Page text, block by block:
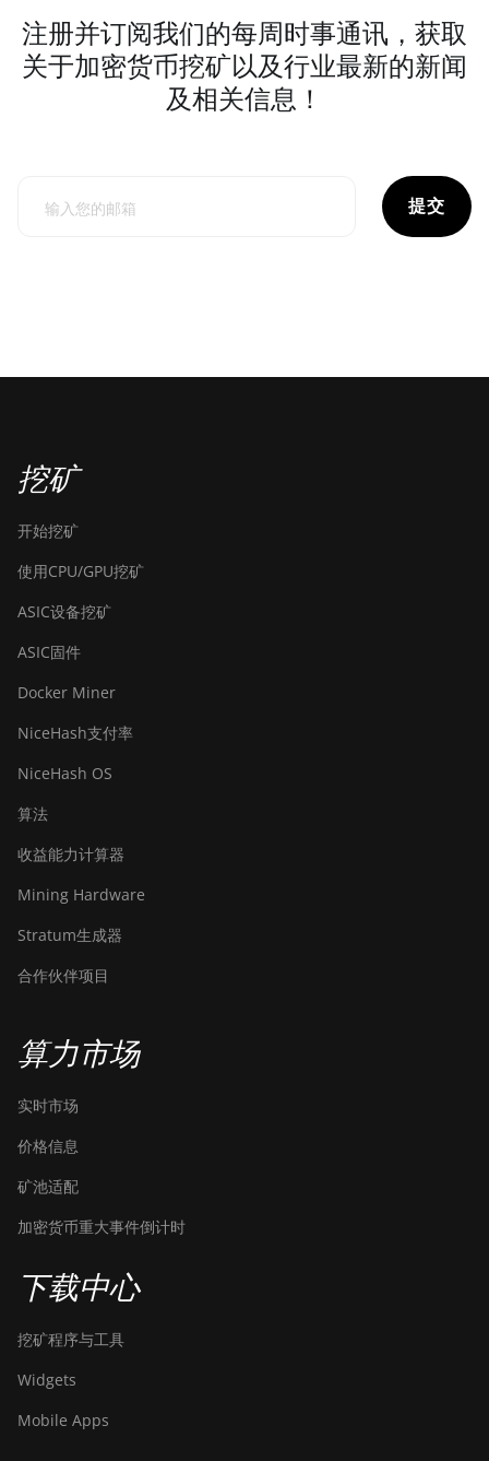
注册并订阅我们的每周时事通讯，获取
关于加密货币挖矿以及行业最新的新闻
及相关信息！
提交
挖矿
开始挖矿
使用CPU/GPU挖矿
ASIC设备挖矿
ASIC固件
Docker Miner
NiceHash支付率
NiceHash OS
算法
收益能力计算器
Mining Hardware
Stratum生成器
合作伙伴项目
算力市场
实时市场
价格信息
矿池适配
加密货币重大事件倒计时
下载中心
挖矿程序与工具
Widgets
Mobile Apps